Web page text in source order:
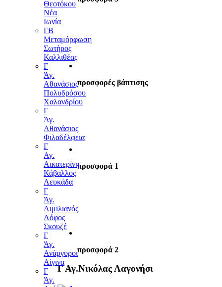
προσφορές βάπτισης
προσφορά 1
προσφορά 2
Γ Αγ.Νικόλας Λαγονήσι
Θεοτόκου
Νέα
Ιωνία
ΓΒ
Μεταμόρφωση
Σωτήρος
Καλλιθέας
Γ
Άγ.
Αθανάσιος
Πολυδρόσου
Χαλανδρίου
Γ
Άγ.
Αθανάσιος
Φιλαδέλφεια
Γ
Αγ.
Αικατερίνη
Κάβαλλος
Λευκάδα
Γ
Άγ.
Αιμιλιανός
Λόφος
Σκουζέ
Γ
Άγ.
Ανάργυροι
Αίγινα
Γ
Άγ.